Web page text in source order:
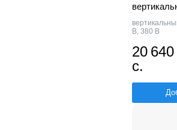
В, 380 В
20
с.